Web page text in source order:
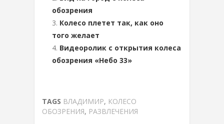
обозрения
Колесо плетет так, как оно
того желает
Видеоролик с открытия колеса
обозрения «Небо 33»
TAGS ВЛАДИМИР, КОЛЕСО
ОБОЗРЕНИЯ, РАЗВЛЕЧЕНИЯ